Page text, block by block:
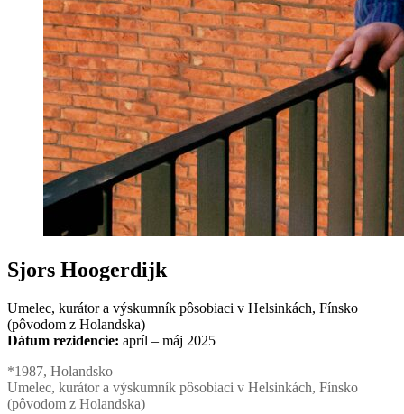
Sjors Hoogerdijk
Umelec, kurátor a výskumník pôsobiaci v Helsinkách, Fínsko
(pôvodom z Holandska)
Dátum rezidencie: apríl – máj 2025
*1987, Holandsko
Umelec, kurátor a výskumník pôsobiaci v Helsinkách, Fínsko
(pôvodom z Holandska)